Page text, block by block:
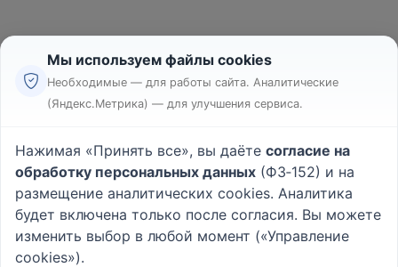
Реклама
Пользовательское соглашение
Политика конфиденциальности
Вопрос - Ответ|О проекте
Мы используем файлы cookies
Необходимые — для работы сайта. Аналитические
(Яндекс.Метрика) — для улучшения сервиса.
Нажимая «Принять все», вы даёте согласие на
обработку персональных данных (ФЗ‑152) и на
размещение аналитических cookies. Аналитика
будет включена только после согласия. Вы можете
изменить выбор в любой момент («Управление
cookies»).